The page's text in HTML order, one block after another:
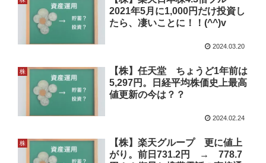
2021年5月に1,000円だけ投資し
たら、凄いことに！！(^^)v
2024.03.20
株
【株】任天堂 ちょうど1年前は
5,297円。日経平均株価史上最高
値更新の今は？？
2024.02.24
株
【株】楽天グループ 更に値上
がり。前日731.2円 → 778.7